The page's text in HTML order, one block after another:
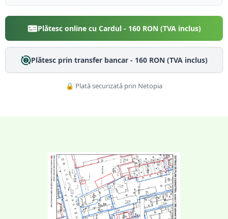
Plătesc online cu Cardul - 160RON (TVA inclus)
Plătesc prin transfer bancar - 160RON (TVA inclus)
🔒 Plată securizată prin Netopia